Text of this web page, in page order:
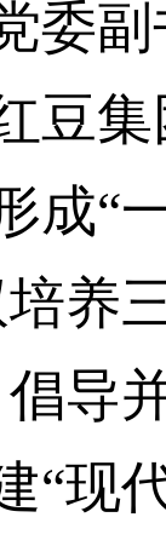
副
集
成“
养
导
“现